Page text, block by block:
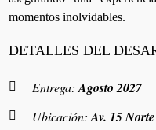
momentos inolvidables.
DETALLES DEL
Entrega:Agosto 2027
Ubicación:Av. 15 Norte